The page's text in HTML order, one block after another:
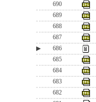
690
689
688
687
▶
686
685
684
683
682